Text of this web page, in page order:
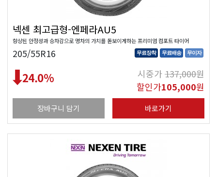
넥센 최고급형-엔페라AU5
향상된 안정성과 승차감으로 명차의 가치를 돋보이게하는 프리미엄 컴포트 타이어
205/55R16 무료장착 무료배송 무이자
24.0% 시중가137,000원
할인가105,000원
장바구니 담기 바로가기